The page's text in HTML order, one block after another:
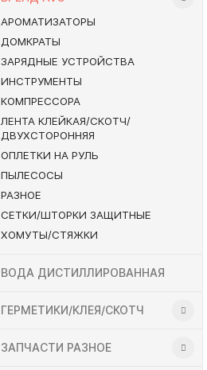
АРОМАТИЗАТОРЫ
ДОМКРАТЫ
ЗАРЯДНЫЕ УСТРОЙСТВА
ИНСТРУМЕНТЫ
КОМПРЕССОРА
ЛЕНТА КЛЕЙКАЯ/СКОТЧ/
ДВУХСТОРОННЯЯ
ОПЛЕТКИ НА РУЛЬ
ПЫЛЕСОСЫ
РАЗНОЕ
СЕТКИ/ШТОРКИ ЗАЩИТНЫЕ
ХОМУТЫ/СТЯЖКИ
ВОДА ДИСТИЛЛИРОВАННАЯ
ГЕРМЕТИКИ/КЛЕЯ/СКОТЧ
ЗАПЧАСТИ РАЗНОЕ